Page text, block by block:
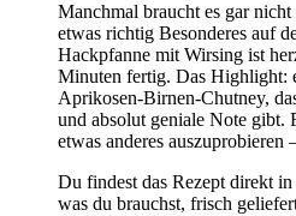
Manchmal braucht es gar
etwas richtig Besonderes auf
Hackpfanne mit Wirsing ist
Minuten fertig. Das Highlight:
Aprikosen-Birnen-Chutney,
und absolut geniale Note gibt.
etwas anderes auszuprobieren
Du findest das Rezept direkt
was du brauchst, frisch